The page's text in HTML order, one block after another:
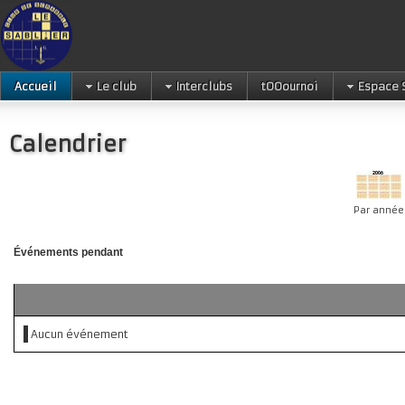
Accueil Le club Interclubs tOOournoi Espace
Calendrier
Par année
Événements pendant
Aucun événement